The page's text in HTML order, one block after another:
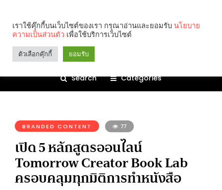
Search Categories
BRANDED CONTENT 77
เปิด 5 หลักสูตรออนไลน์
Tomorrow Creator Book Lab
ครอบคลุมทุกมิติการทำหนังสือ
เราใช้คุ๊กกี้บนเว็บไซต์ของเรา กรุณาอ่านและยอมรับ นโยบาย
ความเป็นส่วนตัว เพื่อใช้บริการเว็บไซต์
ตัวเลือกคุ๊กกี้ ยอมรับ